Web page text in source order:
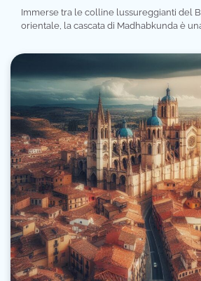
Immerse tra le colline lussureggianti del
orientale, la cascata di Madhabkunda è